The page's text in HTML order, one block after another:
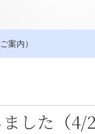
案内）
した（4/